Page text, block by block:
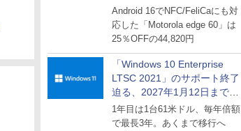
Android 16でNFC/FeliCaにも対
応した「Motorola edge 60」は
25％OFFの44,820円
「Windows 10 Enterprise
LTSC 2021」のサポート終了
迫る、2027年1月12日まで
～ESUは9月1日から販売
1年目は1台61米ドル、毎年倍額
で最長3年。あくまで移行へ